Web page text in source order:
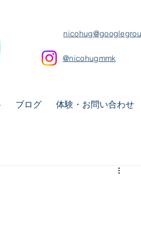
@nicohugmmk
ブログ 体験・お問い合わせ